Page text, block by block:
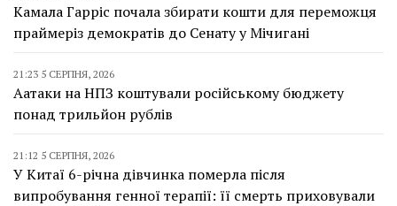
Камала Гарріс почала збирати кошти для переможця
праймеріз демократів до Сенату у Мічигані
21:23 5 СЕРПНЯ, 2026
Аатаки на НПЗ коштували російському бюджету
понад трильйон рублів
21:12 5 СЕРПНЯ, 2026
У Китаї 6-річна дівчинка померла після
випробування генної терапії: її смерть приховували